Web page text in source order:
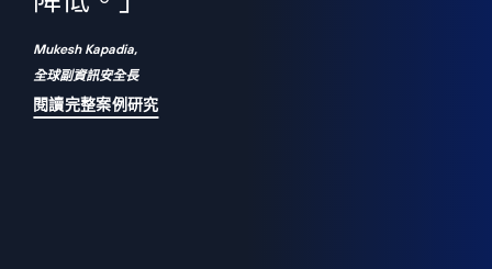
Mukesh Kapadia,
全球副資訊安全長
閱讀完整案例研究